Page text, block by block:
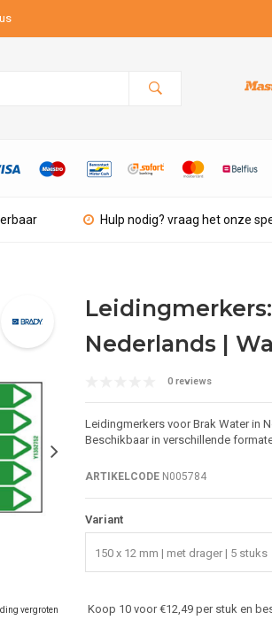
Hulp nodig? vraag het onze
vergroten
Nederlands |
0 reviews
Leidingmerkers voor Brak Water in
Beschikbaar in verschillende
ARTIKELCODEN005784
Variant
150 x 12 mm | met drager | 5 stuks
Koop 10 voor €12,49 per stuk en